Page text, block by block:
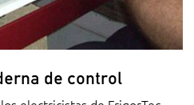
de control